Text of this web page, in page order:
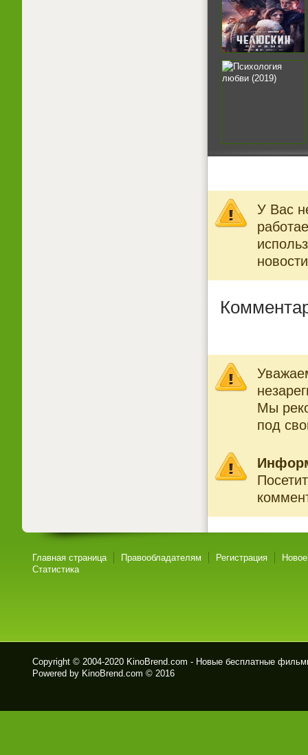
У Вас
Мы
под
Главная страница Правообладателям Регистрация
Статистика
Copyright © 2004-2020 KinoBrend.com - Новые бесплатные
Powered by KinoBrend.com © 2016